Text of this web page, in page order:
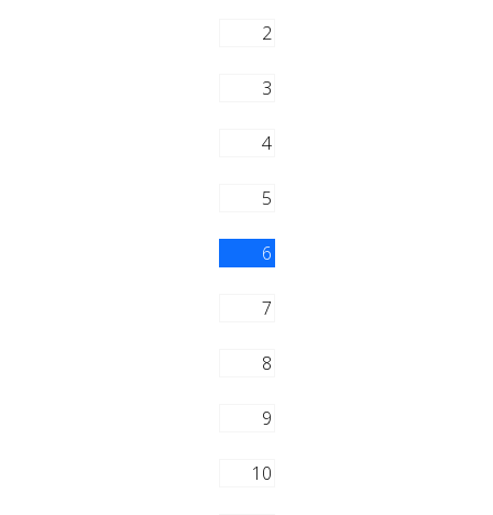
2
3
4
5
6
7
8
9
10